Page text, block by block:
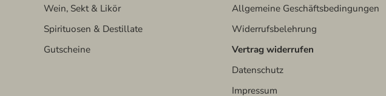
Wein, Sekt & Likör
Spirituosen & Destillate
Gutscheine
Allgemeine Geschäftsbedingungen
Widerrufsbelehrung
Vertrag widerrufen
Datenschutz
Impressum